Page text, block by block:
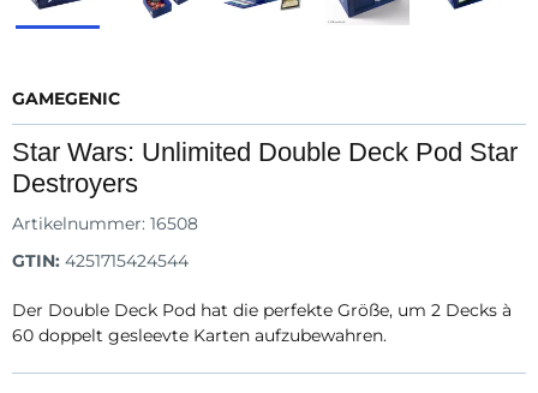
GAMEGENIC
Star Wars: Unlimited Double Deck Pod Star
Destroyers
Artikelnummer: 16508
GTIN: 4251715424544
Der Double Deck Pod hat die perfekte Größe, um 2 Decks à
60 doppelt gesleevte Karten aufzubewahren.